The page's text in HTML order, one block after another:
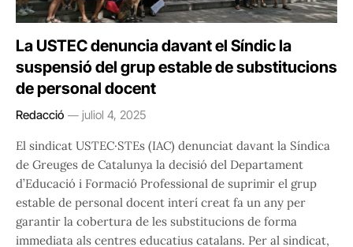
La USTEC denuncia davant el Síndic la
suspensió del grup estable de substitucions
de personal docent
Redacció juliol 4, 2025
El sindicat USTEC·STEs (IAC) denunciat davant la Síndica
de Greuges de Catalunya la decisió del Departament
d’Educació i Formació Professional de suprimir el grup
estable de personal docent interí creat fa un any per
garantir la cobertura de les substitucions de forma
immediata als centres educatius catalans. Per al sindicat,